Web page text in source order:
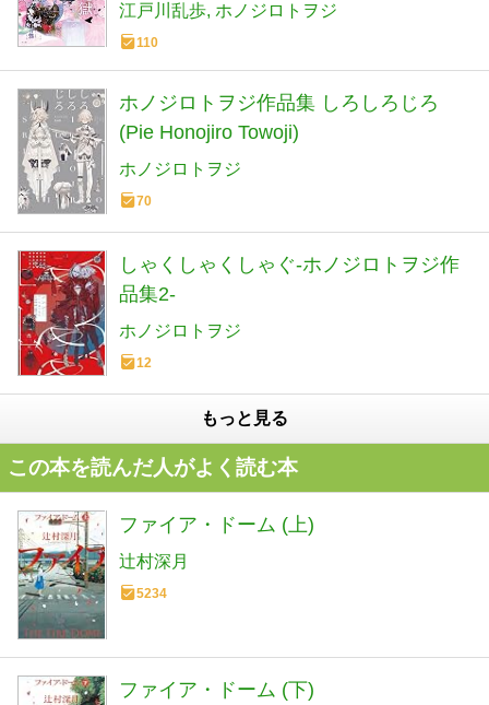
江戸川乱歩 ホノジロトヲジ
110
ホノジロトヲジ作品集 しろしろじろ
(Pie Honojiro Towoji)
ホノジロトヲジ
70
しゃくしゃくしゃぐ-ホノジロトヲジ作
品集2-
ホノジロトヲジ
12
もっと見る
この本を読んだ人がよく読む本
ファイア・ドーム (上)
辻村深月
5234
ファイア・ドーム (下)